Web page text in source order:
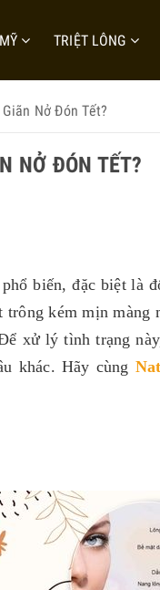
TRIỆT LÔNG
Nở Đón Tết?
NỞ ĐÓN TẾT?
biến, đặc biệt là
kém mịn màng
xử lý tình trạng
khác. Hãy cùng